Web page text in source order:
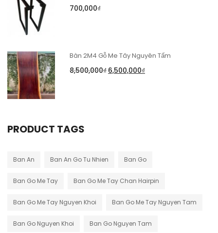
700,000₫
Bàn 2M4 Gỗ Me Tây Nguyên Tấm
8,500,000₫ 6,500,000₫
PRODUCT TAGS
Ban An Ban An Go Tu Nhien Ban Go
Ban Go Me Tay Ban Go Me Tay Chan Hairpin
Ban Go Me Tay Nguyen Khoi Ban Go Me Tay Nguyen Tam
Ban Go Nguyen Khoi Ban Go Nguyen Tam